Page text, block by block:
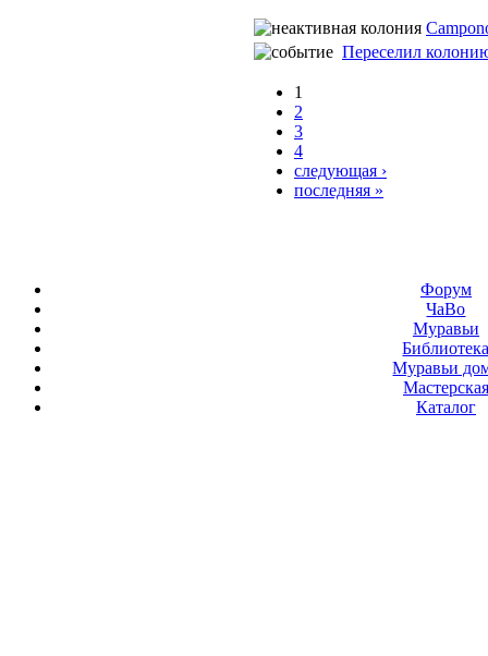
Переселил
1
2
3
4
следующая ›
последняя »
Форум
ЧаВо
Муравьи
Муравьи
Мастерская
Каталог